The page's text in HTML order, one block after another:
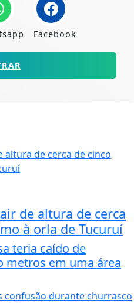
Facebook
de altura de cerca
à orla de Tucuruí
teria caído de
metros em uma área